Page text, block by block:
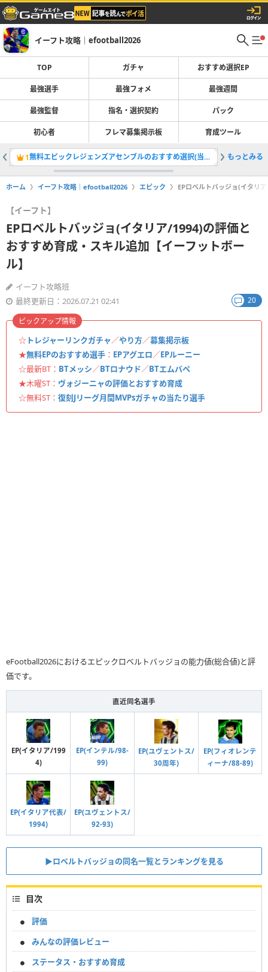
イーフト攻略｜efootball2026
TOP ガチャ おすすめ選択EP
最強選手 最強フォメ 最強週間
最強監督 指名・選択契約 パック
初心者 フレマ募集掲示板 育成ツール
1 無料エピックレジェンズアセンブルのおすすめ選択(当たり)選手ランキングと引き方 2最強選
もっとみる
ホーム イーフト攻略｜efootball2026 エピック EPロベルトバッジョ(イタリ
【イーフト】
EPロベルトバッジョ(イタリア/1994)の評価と
おすすめ育成・スキル追加【イーフットボー
ル】
イーフト攻略班
最終更新日：2026.07.21 02:41
20
☆ トレジャーリンクガチャ／やり方／募集掲示板
★無料EPのおすすめ選手 ： EPアグエロ／EPルーニー
☆最新BT： BTメッシ／BTロナウド／BTエムバペ
★木曜ST： ヴォジーニャの評価とおすすめ育成
☆無料ST： 復刻Jリーグ月間MVPsガチャの当たり選手
ピックアップ情報
eFootball2026におけるエピックロベルトバッジョの能力値(総合値)と評
価です。
直近同名選手
EP(イタリア/199
4)
EP(インテル/98-
99)
EP(ユヴェントス/
30周年)
EP(フィオレンテ
ィーナ/88-89)
EP(イタリア代表/
1994)
EP(ユヴェントス/
92-93)
▶︎ロベルトバッジョの同名一覧とランキングを見る
目次
評価
みんなの評価レビュー
ステータス・おすすめ育成